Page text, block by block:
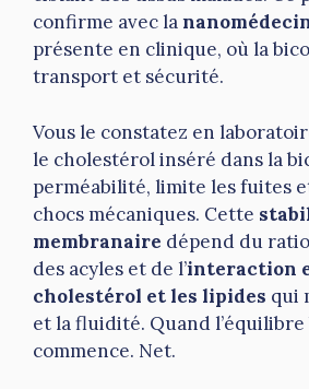
confirme avec la
présente en clinique, où la
transport et sécurité.
Vous le constatez en
le cholestérol inséré dans la
perméabilité, limite les fuites
chocs mécaniques. Cette
membranaire dépend du
des acyles et de l’interaction
cholestérol et les lipides qui
et la fluidité. Quand
commence. Net.